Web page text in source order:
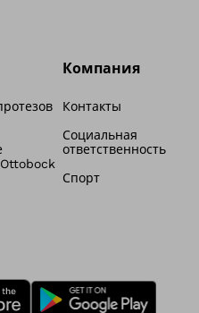
Компания
Контакты
Социальная
ответственность
Спорт